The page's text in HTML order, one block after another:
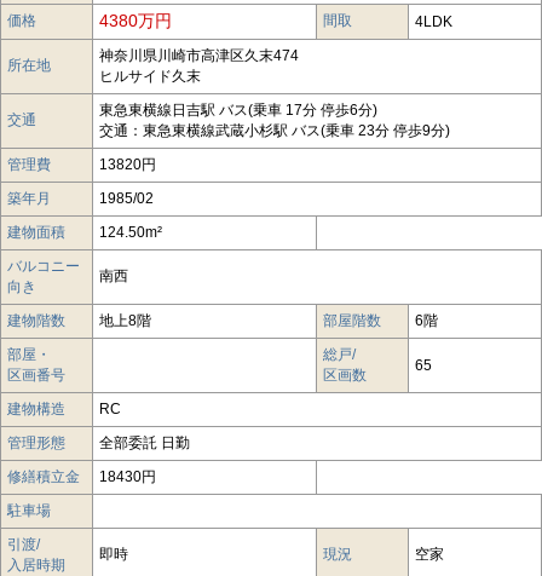
価格
4380万円 間取 4LDK
所在地
神奈川県川崎市高津区久末474
ヒルサイド久末
交通
東急東横線日吉駅 バス(乗車 17分 停歩6分)
交通：東急東横線武蔵小杉駅 バス(乗車 23分 停歩9分)
管理費
13820円
築年月
1985/02
建物面積
124.50m²
バルコニー
向き
南西
建物階数 地上8階 部屋階数
6階
部屋・
区画番号
総戸/
区画数
65
建物構造
RC
管理形態
全部委託 日勤
修繕積立金
18430円
駐車場
引渡/
入居時期
即時 現況 空家